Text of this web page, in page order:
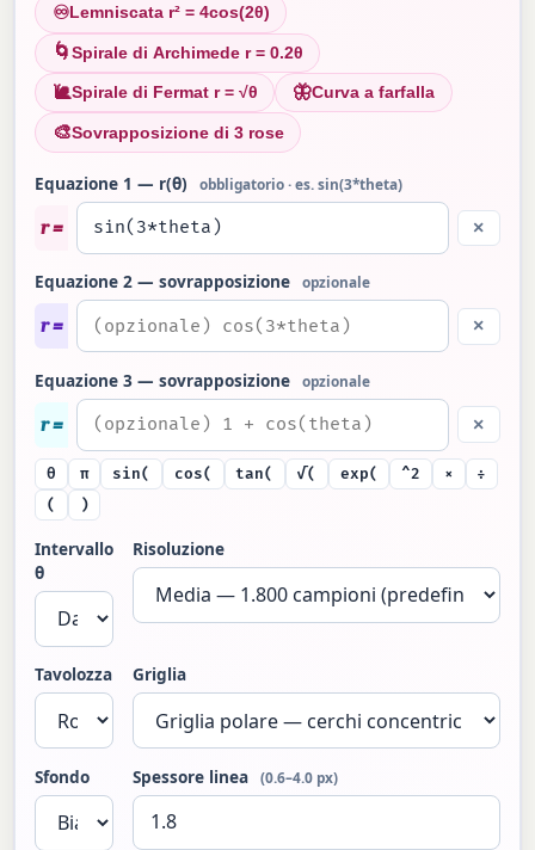
♾Lemniscata r² = 4cos(2θ)
🌀 Spirale di Archimede r = 0.2θ
🐌Spirale di Fermat r = √θ 🦋Curva a farfalla
🎨Sovrapposizione di 3 rose
Equazione 1 — r(θ) obbligatorio · es. sin(3*theta)
r = ×
Equazione 2 — sovrapposizione opzionale
r = ×
Equazione 3 — sovrapposizione opzionale
r = ×
θ π sin( cos( tan( √( exp( ^2 ×
÷
(
)
Intervallo
θ
Risoluzione
Tavolozza Griglia
Sfondo Spessore linea (0.6–4.0 px)